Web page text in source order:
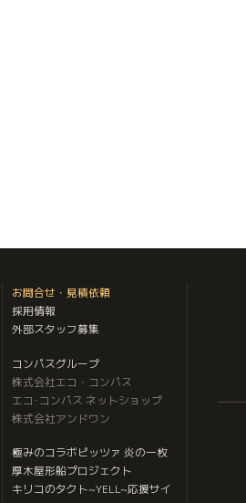
お問合せ・見積依頼
採用情報
外部スタッフ募集
コンパスグループ
株式会社エコ・コンパス
エコ･コンパス ネットショップ
株式会社アンドワン
極みのコラボピッツァ 炎の一枚
厚木屋形船プロジェクト
キリコのタクト~YELL~応援サイ